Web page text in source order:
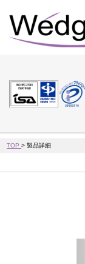
TOP>製品詳細